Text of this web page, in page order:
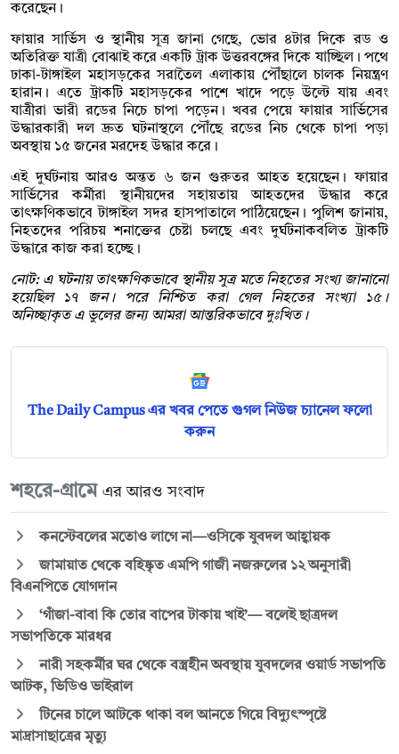
করেছেন।
ফায়ার সার্ভিস ও স্থানীয় সূত্র জানা গেছে, ভোর ৪টার দিকে রড ও
অতিরিক্ত যাত্রী বোঝাই করে একটি ট্রাক উত্তরবঙ্গের দিকে যাচ্ছিল। পথে
ঢাকা-টাঙ্গাইল মহাসড়কের সরাতৈল এলাকায় পৌঁছালে চালক নিয়ন্ত্রণ
হারান। এতে ট্রাকটি মহাসড়কের পাশে খাদে পড়ে উল্টে যায় এবং
যাত্রীরা ভারী রডের নিচে চাপা পড়েন। খবর পেয়ে ফায়ার সার্ভিসের
উদ্ধারকারী দল দ্রুত ঘটনাস্থলে পৌঁছে রডের নিচ থেকে চাপা পড়া
অবস্থায় ১৫ জনের মরদেহ উদ্ধার করে।
এই দুর্ঘটনায় আরও অন্তত ৬ জন গুরুতর আহত হয়েছেন। ফায়ার
সার্ভিসের কর্মীরা স্থানীয়দের সহায়তায় আহতদের উদ্ধার করে
তাৎক্ষণিকভাবে টাঙ্গাইল সদর হাসপাতালে পাঠিয়েছেন। পুলিশ জানায়,
নিহতদের পরিচয় শনাক্তের চেষ্টা চলছে এবং দুর্ঘটনাকবলিত ট্রাকটি
উদ্ধারে কাজ করা হচ্ছে।
নোট: এ ঘটনায় তাৎক্ষণিকভাবে স্থানীয় সুত্র মতে নিহতের সংখ্য জানানো
হয়েছিল ১৭ জন। পরে নিশ্চিত করা গেল নিহতের সংখ্যা ১৫।
অনিচ্ছাকৃত এ ভুলের জন্য আমরা আন্তরিকভাবে দুঃখিত।
The Daily Campus এর খবর পেতে গুগল নিউজ চ্যানেল ফলো
করুন
শহরে-গ্রামে এর আরও সংবাদ
কনস্টেবলের মতোও লাগে না—ওসিকে যুবদল আহ্বায়ক
জামায়াত থেকে বহিষ্কৃত এমপি গাজী নজরুলের ১২ অনুসারী
বিএনপিতে যোগদান
‘গাঁজা-বাবা কি তোর বাপের টাকায় খাই’— বলেই ছাত্রদল
সভাপতিকে মারধর
নারী সহকর্মীর ঘর থেকে বস্ত্রহীন অবস্থায় যুবদলের ওয়ার্ড সভাপতি
আটক, ভিডিও ভাইরাল
টিনের চালে আটকে থাকা বল আনতে গিয়ে বিদ্যুৎস্পৃষ্টে
মাদ্রাসাছাত্রের মৃত্যু